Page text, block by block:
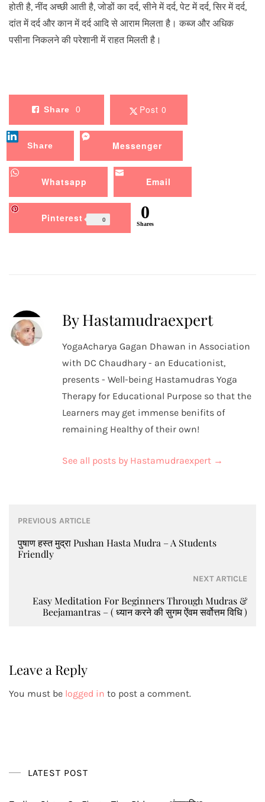
होती है, नींद अच्छी आती है, जोडों का दर्द, सीने में दर्द, पेट में दर्द, सिर में दर्द,
दांत में दर्द और कान में दर्द आदि से आराम मिलता है। कब्ज और अधिक
पसीना निकलने की परेशानी में राहत मिलती है।
Share 0 Post 0
Share Messenger
Whatsapp Email
Pinterest 0 0
Shares
By Hastamudraexpert
YogaAcharya Gagan Dhawan in Association
with DC Chaudhary - an Educationist,
presents - Well-being Hastamudras Yoga
Therapy for Educational Purpose so that the
Learners may get immense benifits of
remaining Healthy of their own!
See all posts by Hastamudraexpert →
Post
navigation
PREVIOUS ARTICLE
पुषाण हस्त मुद्रा Pushan Hasta Mudra – A Students
Friendly
NEXT ARTICLE
Easy Meditation For Beginners Through Mudras &
Beejamantras – ( ध्यान करने की सुगम ऐंवम सर्वोत्तम विधि )
Leave a Reply
You must be logged in to post a comment.
LATEST POST